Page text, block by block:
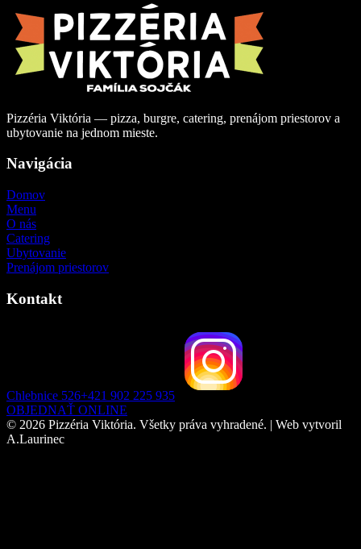
Pizzéria Viktória — pizza, burgre, catering, prenájom priestorov a
ubytovanie na jednom mieste.
Navigácia
Domov
Menu
O nás
Catering
Ubytovanie
Prenájom priestorov
Kontakt
Chlebnice 526+421 902 225 935
OBJEDNAŤ ONLINE
© 2026 Pizzéria Viktória. Všetky práva vyhradené. | Web vytvoril
A.Laurinec